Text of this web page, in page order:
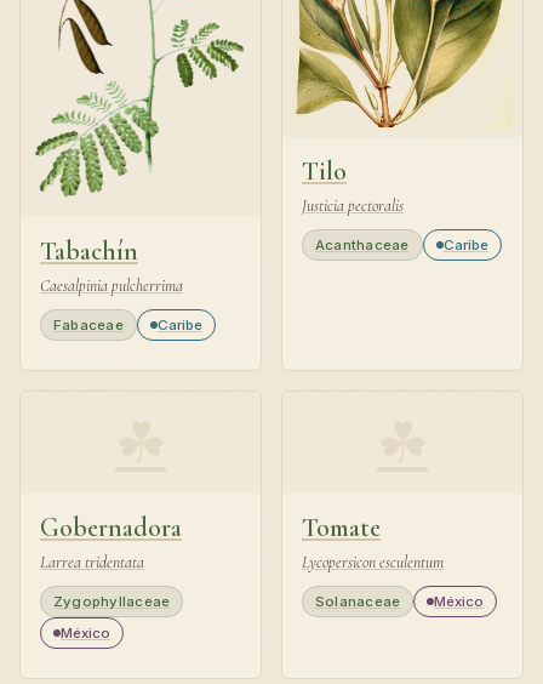
Tabachín
Caesalpinia pulcherrima
Fabaceae Caribe
Tilo
Justicia pectoralis
Acanthaceae Caribe
Gobernadora
Larrea tridentata
Zygophyllaceae
México
Tomate
Lycopersicon esculentum
Solanaceae México